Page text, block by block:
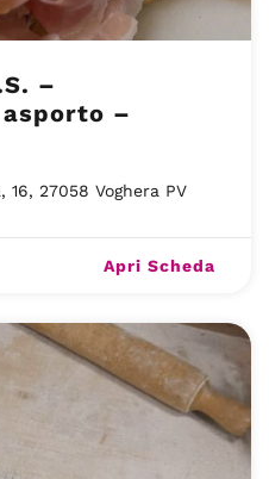
–
–
27058 Voghera PV
Apri Scheda